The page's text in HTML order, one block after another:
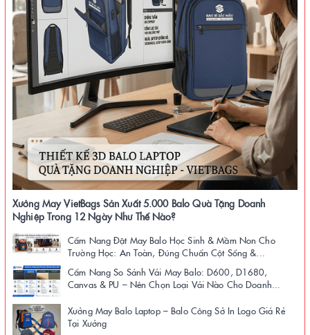
Xưởng May VietBags Sản Xuất 5.000 Balo Quà Tặng Doanh
Nghiệp Trong 12 Ngày Như Thế Nào?
Cẩm Nang Đặt May Balo Học Sinh & Mầm Non Cho
Trường Học: An Toàn, Đúng Chuẩn Cột Sống &...
Cẩm Nang So Sánh Vải May Balo: D600, D1680,
Canvas & PU – Nên Chọn Loại Vải Nào Cho Doanh...
Xưởng May Balo Laptop – Balo Công Sở In Logo Giá Rẻ
Tại Xưởng